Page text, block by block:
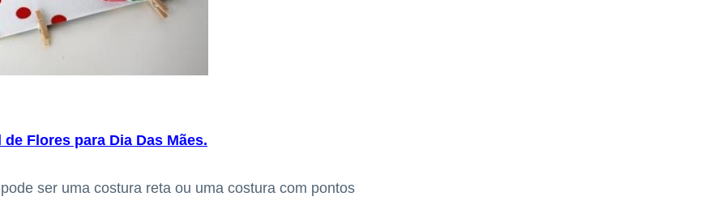
Flores para Dia Das Mães.
ser uma costura reta ou uma costura com pontos